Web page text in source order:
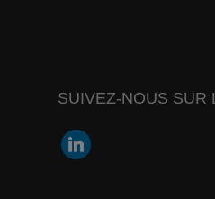
SUIVEZ-NOUS SUR
linkedin